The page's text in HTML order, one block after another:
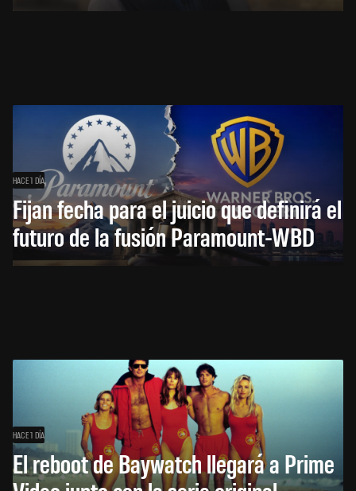
HACE 1 DÍA
Fijan fecha para el juicio que definirá el
futuro de la fusión Paramount-WBD
HACE 1 DÍA
El reboot de Baywatch llegará a Prime